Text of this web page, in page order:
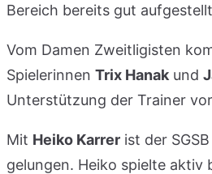
Bereich bereits gut
Vom Damen Zweitligisten
Spielerinnen Trix Hanak und
Unterstützung der Trainer
Mit Heiko Karrer ist der
gelungen. Heiko spielte aktiv